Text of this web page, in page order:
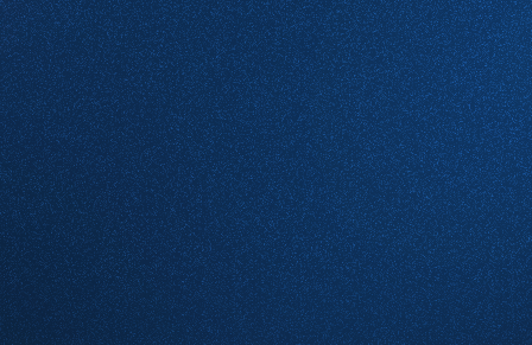
Проверочное слово*(Нажмите чтобы обновить)
Я принимаю условияПользовательского соглашения
и согласен сПолитикой конфиденциальности
Отправить